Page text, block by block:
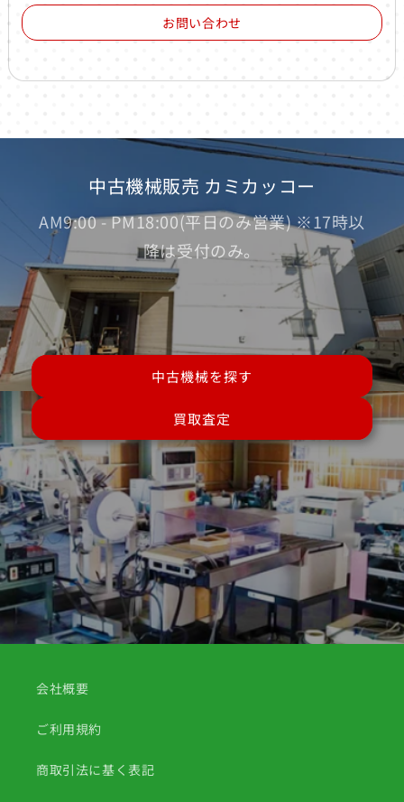
お問い合わせ
中古機械販売 カミカッコー
AM9:00 - PM18:00(平日のみ営業) ※17時以
降は受付のみ。
中古機械を探す
買取査定
会社概要
ご利用規約
商取引法に基く表記